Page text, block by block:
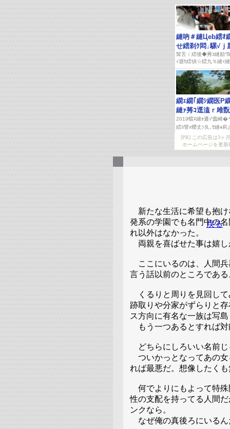
[PR] この広告は3ヶ
ホームページを更
新たな生活に希望も抱け
発系の学園でも名門中の
れ以外はなかった。
両親を喜ばせた事は嬉し
ここにいるのは、人間兵
言う話以前のところであ
くるりと周りを見回して
跡取りや分家がずらりと
ス方向に有名な一族は写
もう一つあるとすれば対
どちらにしろいい名前じ
ついかっとなってあの女
れば最悪だ。想像したく
何でよりにもよって特殊
性の支配を持ってる人間
ンクなら。
なぜ俺の真後ろにいるん
戻る